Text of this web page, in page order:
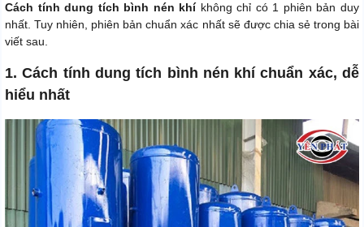
Cách tính dung tích bình nén khí không chỉ có 1 phiên bản duy
nhất. Tuy nhiên, phiên bản chuẩn xác nhất sẽ được chia sẻ trong bài
viết sau.
1. Cách tính dung tích bình nén khí chuẩn xác, dễ
hiểu nhất